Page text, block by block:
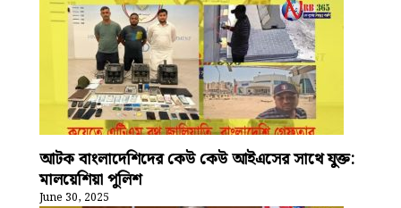
আটক বাংলাদেশিদের কেউ কেউ আইএসের সাথে যুক্ত:
মালয়েশিয়া পুলিশ
June 30, 2025